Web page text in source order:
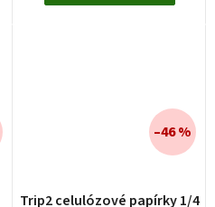
Trip2 celulózové papírky 1/4
–46 %